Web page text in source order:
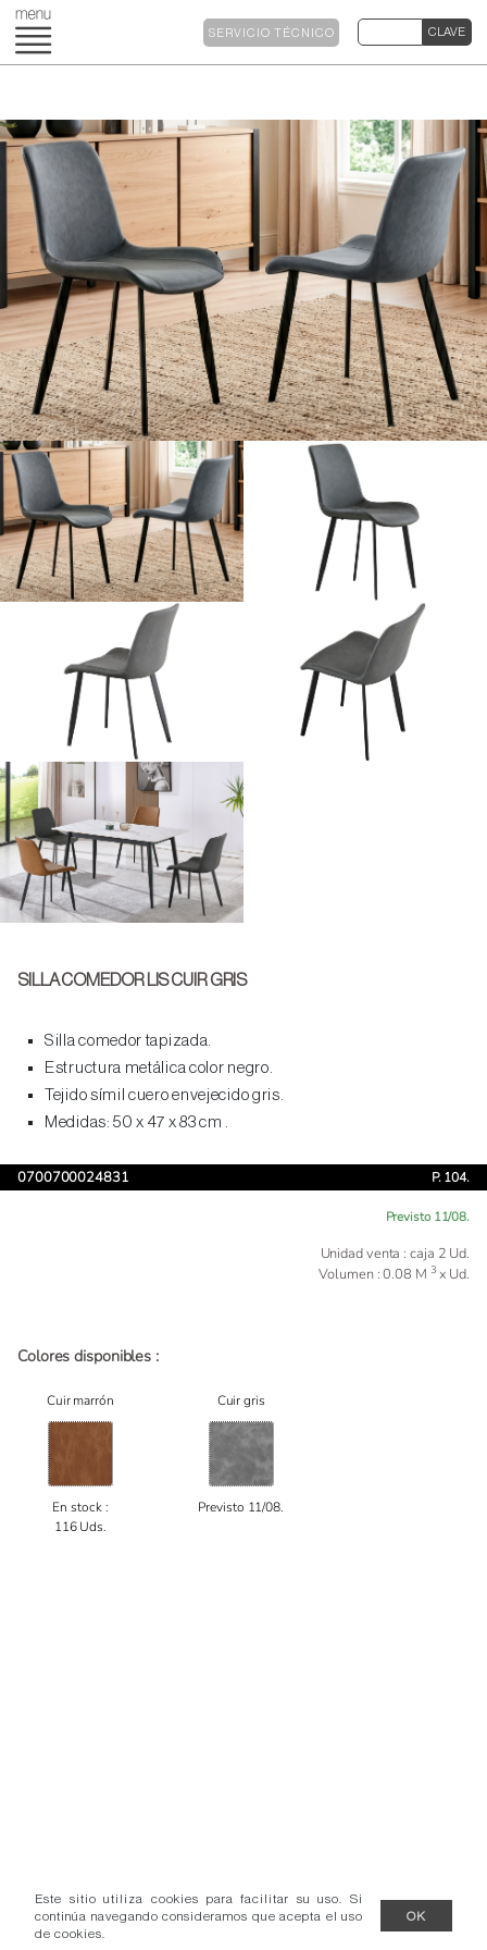
Este sitio utiliza cookies para facilitar su uso. Si
continúa navegando consideramos que acepta el uso
de cookies.
OK
SERVICIO TÉCNICO
SILLA COMEDOR LIS CUIR GRIS
Silla comedor tapizada.
Estructura metálica color negro.
Tejido símil cuero envejecido gris.
Medidas: 50 x 47 x 83 cm .
0700700024831 P. 104.
Previsto 11/08.
Unidad venta : caja 2 Ud.
Volumen : 0.08 M 3 x Ud.
Colores disponibles :
Cuir marrón
En stock :
116 Uds.
Cuir gris
Previsto 11/08.